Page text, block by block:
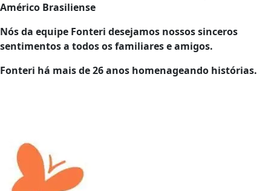
Américo Brasiliense
Nós da equipe Fonteri desejamos nossos sinceros
sentimentos a todos os familiares e amigos.
Fonteri há mais de 26 anos homenageando histórias.